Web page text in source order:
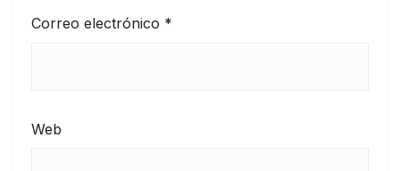
Correo electrónico *
Web